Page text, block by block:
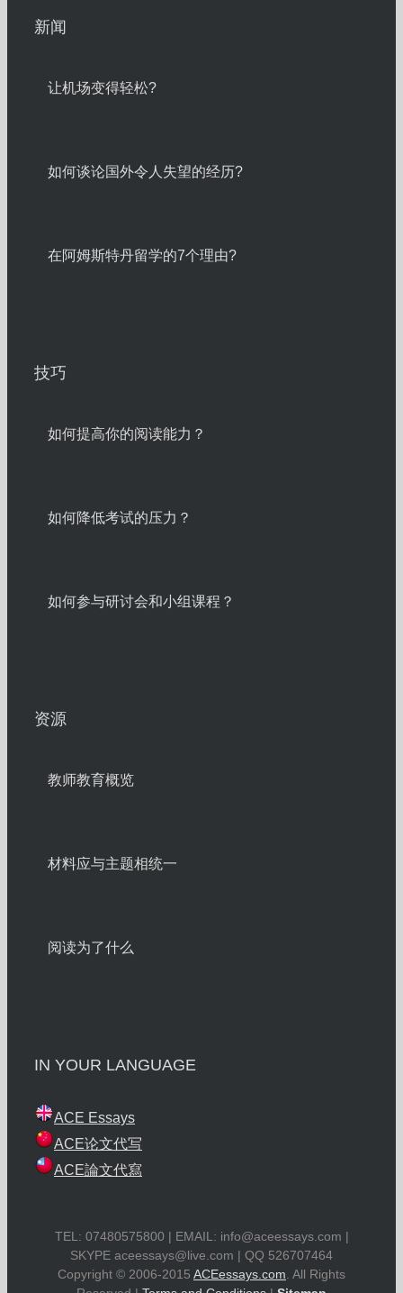
新闻
让机场变得轻松?
如何谈论国外令人失望的经历?
在阿姆斯特丹留学的7个理由?
技巧
如何提高你的阅读能力？
如何降低考试的压力？
如何参与研讨会和小组课程？
资源
教师教育概览
材料应与主题相统一
阅读为了什么
IN YOUR LANGUAGE
ACE Essays
ACE论文代写
ACE論文代寫
TEL: 07480575800 | EMAIL: info@aceessays.com |
SKYPE aceessays@live.com | QQ 526707464
Copyright © 2006-2015 ACEessays.com . All Rights